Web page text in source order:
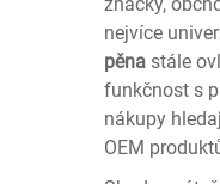
nejvíce
pěna stále
funkčnost s
nákupy
OEM